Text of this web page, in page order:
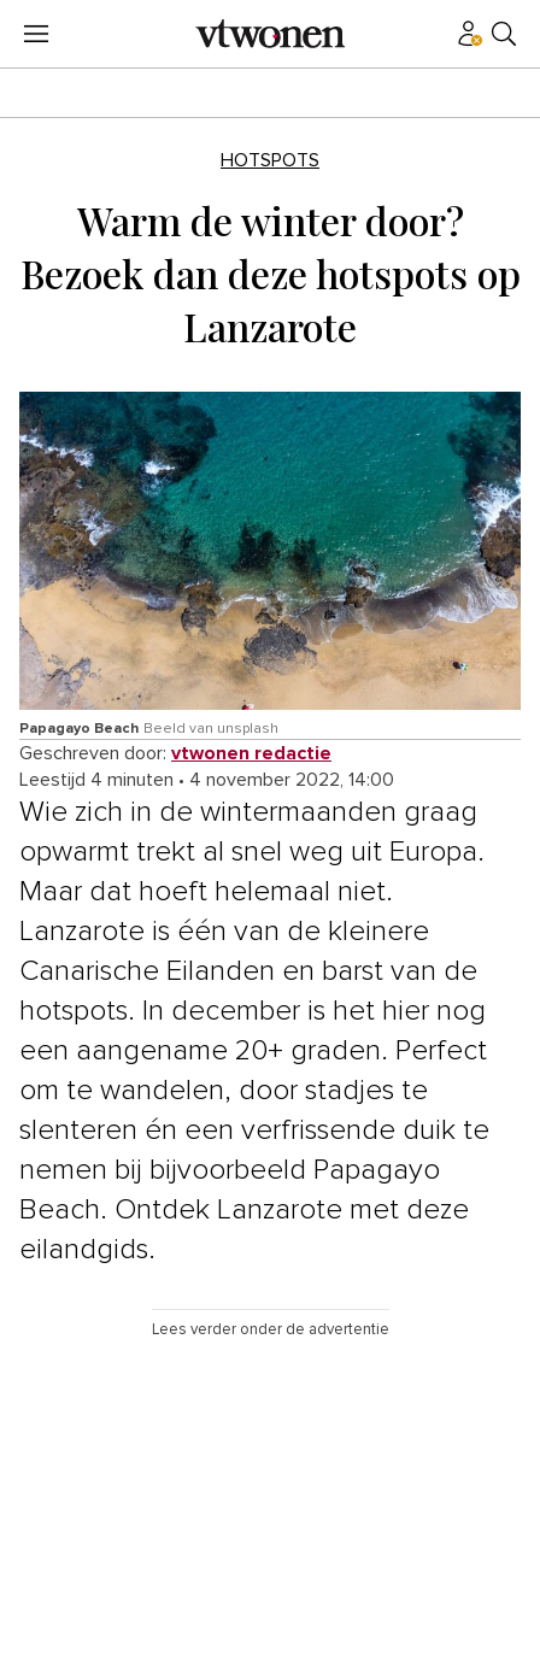
HOTSPOTS
Warm de winter door?
Bezoek dan deze hotspots op
Lanzarote
Papagayo Beach Beeld van unsplash
Geschreven door: vtwonen redactie
Leestijd 4 minuten • 4 november 2022, 14:00
Wie zich in de wintermaanden graag
opwarmt trekt al snel weg uit Europa.
Maar dat hoeft helemaal niet.
Lanzarote is één van de kleinere
Canarische Eilanden en barst van de
hotspots. In december is het hier nog
een aangename 20+ graden. Perfect
om te wandelen, door stadjes te
slenteren én een verfrissende duik te
nemen bij bijvoorbeeld Papagayo
Beach. Ontdek Lanzarote met deze
eilandgids.
Lees verder onder de advertentie